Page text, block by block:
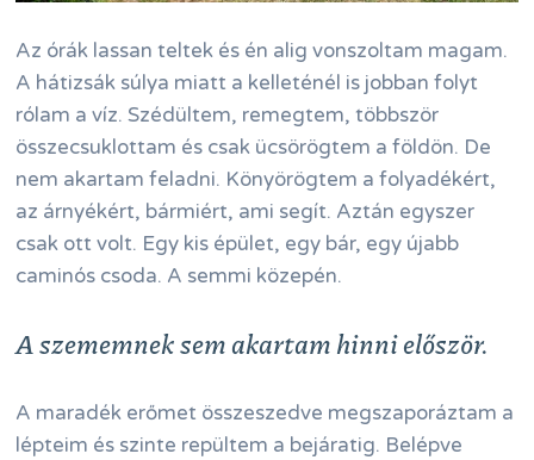
Az órák lassan teltek és én alig vonszoltam magam.
A hátizsák súlya miatt a kelleténél is jobban folyt
rólam a víz. Szédültem, remegtem, többször
összecsuklottam és csak ücsörögtem a földön. De
nem akartam feladni. Könyörögtem a folyadékért,
az árnyékért, bármiért, ami segít. Aztán egyszer
csak ott volt. Egy kis épület, egy bár, egy újabb
caminós csoda. A semmi közepén.
A szememnek sem akartam hinni először.
A maradék erőmet összeszedve megszaporáztam a
lépteim és szinte repültem a bejáratig. Belépve